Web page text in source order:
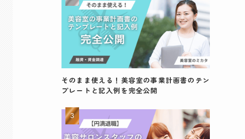
そのまま使える！美容室の事業計画書のテン
プレートと記入例を完全公開